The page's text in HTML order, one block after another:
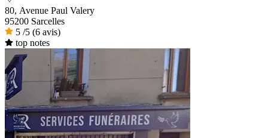
80, Avenue Paul Valery
95200 Sarcelles
5 /5 (6 avis)
top notes